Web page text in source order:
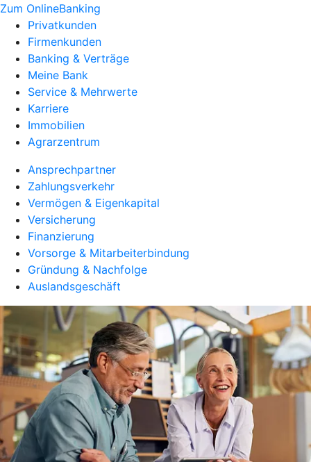
Zum OnlineBanking
Privatkunden
Firmenkunden
Banking & Verträge
Meine Bank
Service & Mehrwerte
Karriere
Immobilien
Agrarzentrum
Ansprechpartner
Zahlungsverkehr
Vermögen & Eigenkapital
Versicherung
Finanzierung
Vorsorge & Mitarbeiterbindung
Gründung & Nachfolge
Auslandsgeschäft